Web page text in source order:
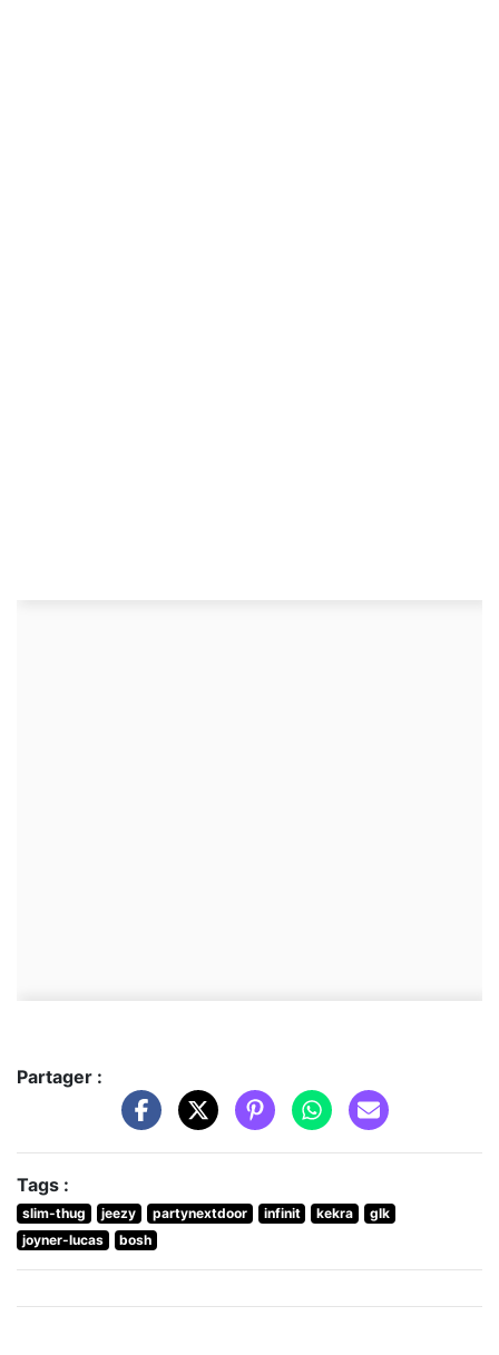
Partager :
Tags :
slim-thug jeezy partynextdoor infinit kekra
glk
joyner-lucas
bosh